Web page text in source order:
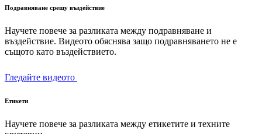
Подравняване срещу въздействие
Научете повече за разликата между подравняване и
въздействие. Видеото обяснява защо подравняването не е
същото като въздействието.
Гледайте видеото
Етикети
Научете повече за разликата между етикетите и техните